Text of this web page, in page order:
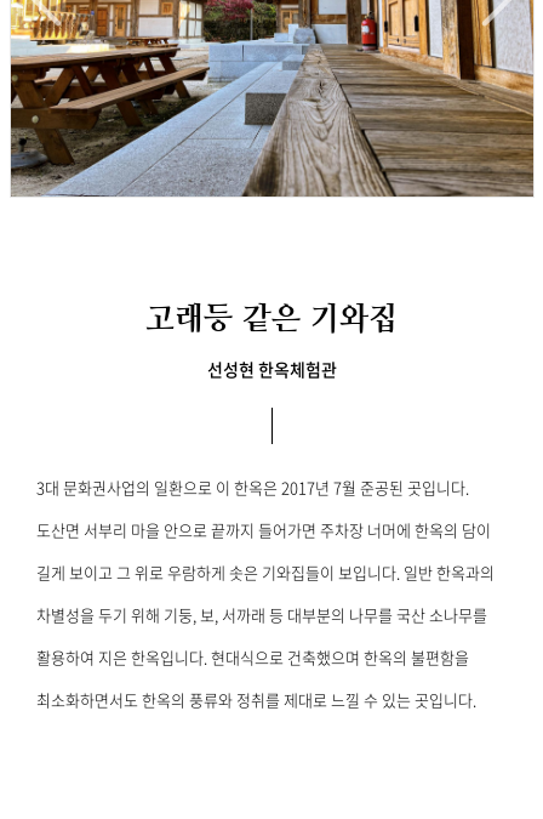
고래등 같은 기와집
선성현 한옥체험관
3대 문화권사업의 일환으로 이 한옥은 2017년 7월 준공된 곳입니다.
도산면 서부리 마을 안으로 끝까지 들어가면 주차장 너머에 한옥의 담이
길게 보이고 그 위로 우람하게 솟은 기와집들이 보입니다. 일반 한옥과의
차별성을 두기 위해 기둥, 보, 서까래 등 대부분의 나무를 국산 소나무를
활용하여 지은 한옥입니다. 현대식으로 건축했으며 한옥의 불편함을
최소화하면서도한옥의 풍류와 정취를 제대로 느낄 수 있는 곳입니다.